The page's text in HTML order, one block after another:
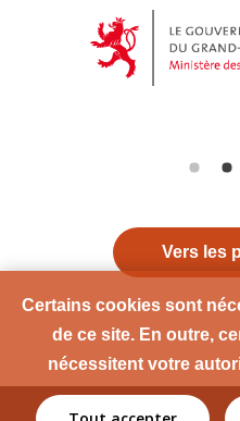
Vers les
Certains cookies sont
de ce site. En outre,
nécessitent votre